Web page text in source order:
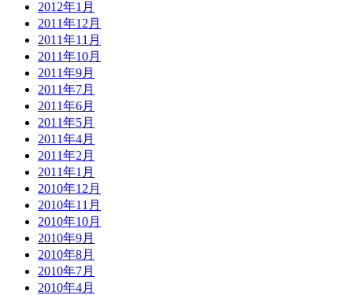
2012年1月
2011年12月
2011年11月
2011年10月
2011年9月
2011年7月
2011年6月
2011年5月
2011年4月
2011年2月
2011年1月
2010年12月
2010年11月
2010年10月
2010年9月
2010年8月
2010年7月
2010年4月